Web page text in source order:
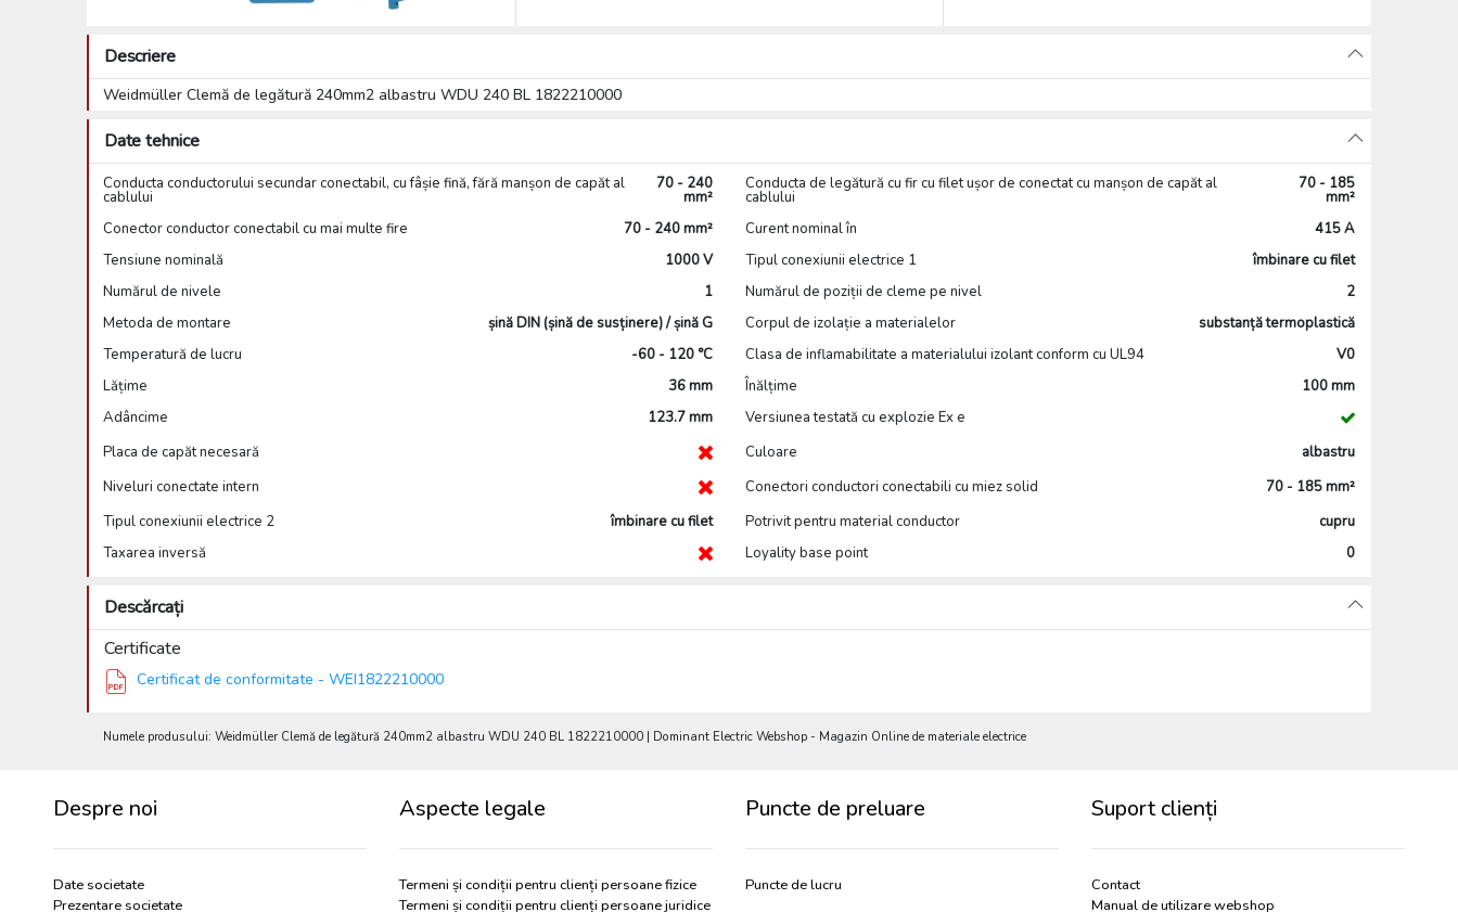
Descriere
Weidmüller Clemă de legătură 240mm2 albastru WDU 240 BL 1822210000
Date tehnice
Conducta conductorului secundar conectabil, cu fâșie fină, fără manșon de capăt al
cablului
70 - 240
mm²
Conducta de legătură cu fir cu filet ușor de conectat cu manșon de capăt al
cablului
70 - 185
mm²
Conector conductor conectabil cu mai multe fire
70 - 240 mm² Curent nominal în
415 A
Tensiune nominală
1000 V Tipul conexiunii electrice 1
îmbinare cu filet
Numărul de nivele
1 Numărul de poziții de cleme pe nivel
2
Metoda de montare
șină DIN (șină de susținere) / șină G Corpul de izolație a materialelor
substanță termoplastică
Temperatură de lucru
-60 - 120 °C Clasa de inflamabilitate a materialului izolant conform cu UL94
V0
Lățime
36 mm Înălțime
100 mm
Adâncime
123.7 mm
Versiunea testată cu explozie Ex e
Placa de capăt necesară
Culoare
albastru
Niveluri conectate intern
Conectori conductori conectabili cu miez solid
70 - 185 mm²
Tipul conexiunii electrice 2
îmbinare cu filet Potrivit pentru material conductor
cupru
Taxarea inversă
Loyality base point 0
Descărcați
Certificate
Certificat de conformitate - WEI1822210000
Numele produsului: Weidmüller Clemă de legătură 240mm2 albastru WDU 240 BL 1822210000 | Dominant Electric Webshop - Magazin Online de materiale electrice
Despre noi
Date societate
Prezentare societate
Aspecte legale
Termeni și condiții pentru clienți persoane fizice
Termeni și condiții pentru clienți persoane juridice
Puncte de preluare
Puncte de lucru
Suport clienți
Contact
Manual de utilizare webshop